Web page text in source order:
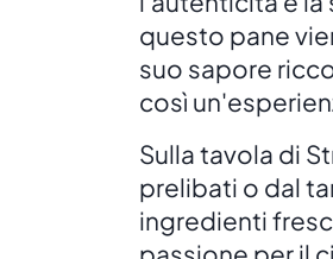
questo pane
suo sapore
così
Sulla tavola di
prelibati o dal
ingredienti